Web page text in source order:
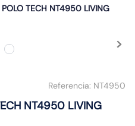
POLO TECH NT4950 LIVING
Referencia: NT4950
NT4950 LIVING
3.
luminaria vial led neo
5.
matixgo
8.
ampolleta